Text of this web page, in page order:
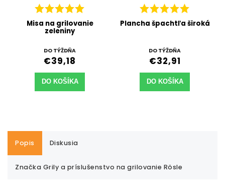
Misa na grilovanie
zeleniny
DO TÝŽDŇA
€39,18
DO KOŠÍKA
Plancha špachtľa široká
DO TÝŽDŇA
€32,91
DO KOŠÍKA
Popis Diskusia
Značka Grily a príslušenstvo na grilovanie Rösle